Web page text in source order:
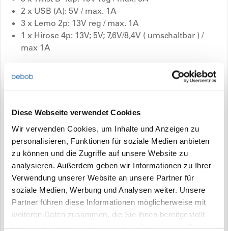
Diese Webseite verwendet Cookies
Wir verwenden Cookies, um Inhalte und Anzeigen zu
personalisieren, Funktionen für soziale Medien anbieten
zu können und die Zugriffe auf unsere Website zu
analysieren. Außerdem geben wir Informationen zu Ihrer
Verwendung unserer Website an unsere Partner für
soziale Medien, Werbung und Analysen weiter. Unsere
Partner führen diese Informationen möglicherweise mit
weiteren Daten zusammen, die Sie ihnen bereitgestellt
2 x USB (A): 5V / max. 1A
3 x Lemo 2p: 13V reg / max. 1A
1 x Hirose 4p: 13V; 5V; 7,6V/8,4V ( umschaltbar ) /
max 1A
Eingänge: 1 x Twist D-Tap DC-In: 14,4V unreg. max. 5A
des Ladestatus auf beiden Seiten
Abmessungen (BxHxT): 90 x 140 x 35 mm
Gewicht:0,620 kg
Preise und Verfügbarkeit